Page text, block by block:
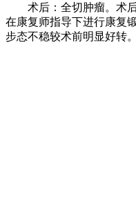
术后：全切肿瘤。术后1
在康复师指导下进行康复
步态不稳较术前明显好转。